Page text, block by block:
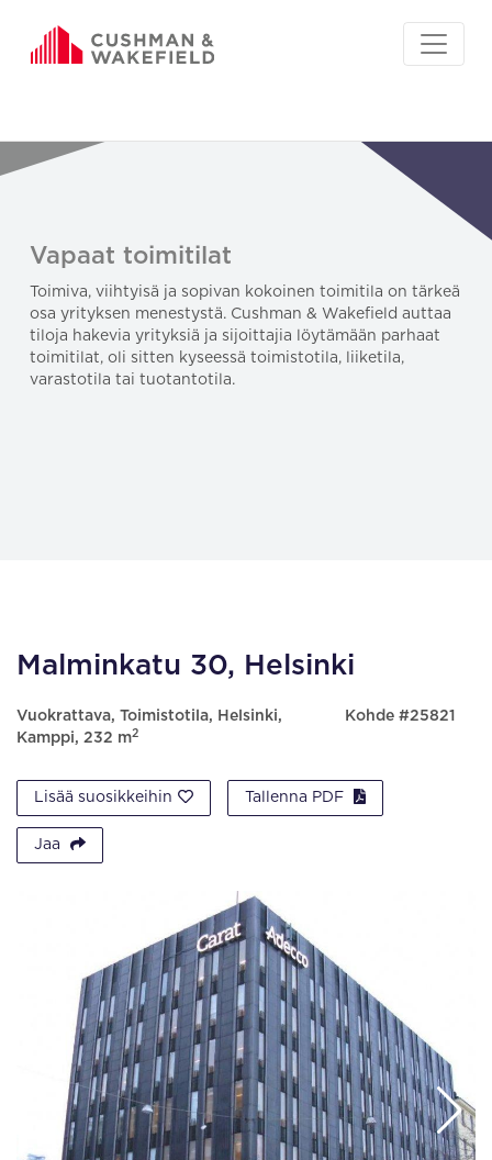
Vapaat toimitilat
Toimiva, viihtyisä ja sopivan kokoinen toimitila on tärkeä
osa yrityksen menestystä. Cushman & Wakefield auttaa
tiloja hakevia yrityksiä ja sijoittajia löytämään parhaat
toimitilat, oli sitten kyseessä toimistotila, liiketila,
varastotila tai tuotantotila.
Malminkatu 30, Helsinki
Vuokrattava, Toimistotila, Helsinki,
Kamppi, 232 m2
Kohde #25821
Lisää suosikkeihin Tallenna PDF
Jaa